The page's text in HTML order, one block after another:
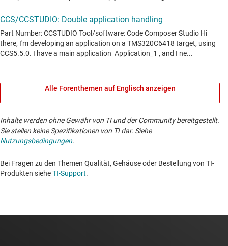
Alle Forenthemen auf Englisch anzeigen
Inhalte werden ohne Gewähr von TI und der Community bereitgestellt.
Sie stellen keine Spezifikationen von TI dar. Siehe
Nutzungsbedingungen.
Bei Fragen zu den Themen Qualität, Gehäuse oder Bestellung von TI-
Produkten sieheTI-Support. ​​​​​​​​​​​​​​